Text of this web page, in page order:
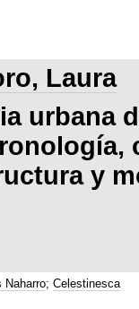
Laura
urbana
y
Naharro; Celestinesca